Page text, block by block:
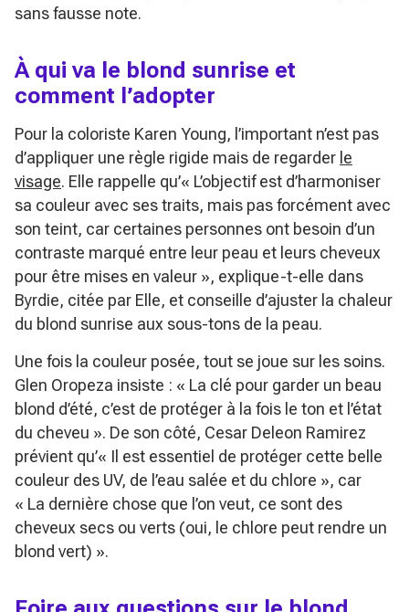
sans fausse note.
À qui va le blond sunrise et
comment l’adopter
Pour la coloriste Karen Young, l’important n’est pas
d’appliquer une règle rigide mais de regarder le
visage. Elle rappelle qu’« L’objectif est d’harmoniser
sa couleur avec ses traits, mais pas forcément avec
son teint, car certaines personnes ont besoin d’un
contraste marqué entre leur peau et leurs cheveux
pour être mises en valeur », explique-t-elle dans
Byrdie, citée par Elle, et conseille d’ajuster la chaleur
du blond sunrise aux sous-tons de la peau.
Une fois la couleur posée, tout se joue sur les soins.
Glen Oropeza insiste : « La clé pour garder un beau
blond d’été, c’est de protéger à la fois le ton et l’état
du cheveu ». De son côté, Cesar Deleon Ramirez
prévient qu’« Il est essentiel de protéger cette belle
couleur des UV, de l’eau salée et du chlore », car
« La dernière chose que l’on veut, ce sont des
cheveux secs ou verts (oui, le chlore peut rendre un
blond vert) ».